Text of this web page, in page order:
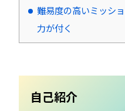
難易度の高いミッシ
力が付く
自己紹介